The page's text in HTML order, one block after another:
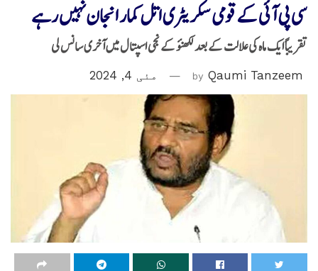
سی پی آئی کے قومی سکریٹری اتل کمار انجان نہیں رہے
تقریباً ایک ماہ کی علالت کے بعد لکھنؤ کے نجی اسپتال میں آخری سانس لی
by Qaumi Tanzeem مئی 4, 2024